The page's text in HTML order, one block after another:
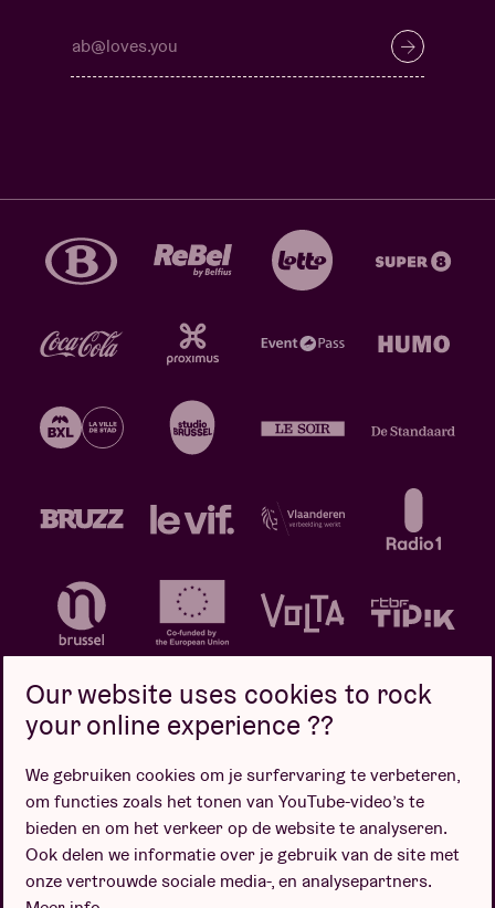
Privacybeleid Cookiebeleid
Verkoopsvoorwaarden
Design door
Our website uses cookies to rock
your online experience ??
We gebruiken cookies om je surfervaring te verbeteren,
om functies zoals het tonen van YouTube-video’s te
bieden en om het verkeer op de website te analyseren.
Ook delen we informatie over je gebruik van de site met
onze vertrouwde sociale media-, en analysepartners.